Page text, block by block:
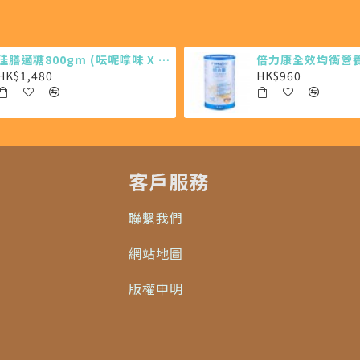
佳膳適糖800gm (呍呢嗱味 X 6罐)
倍力康全效均衡營
HK$960
客戶服務
聯繫我們
網站地圖
版權申明